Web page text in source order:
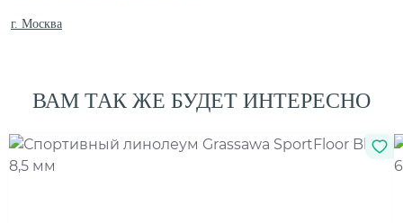
г. Москва
ВАМ ТАК ЖЕ БУДЕТ ИНТЕРЕСНО